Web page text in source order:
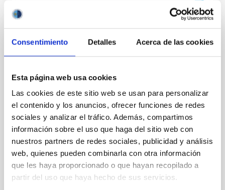
Consentimiento Detalles Acerca de las cookies
Esta página web usa cookies
Las cookies de este sitio web se usan para personalizar
el contenido y los anuncios, ofrecer funciones de redes
sociales y analizar el tráfico. Además, compartimos
información sobre el uso que haga del sitio web con
nuestros partners de redes sociales, publicidad y análisis
web, quienes pueden combinarla con otra información
que les haya proporcionado o que hayan recopilado a
partir del uso que haya hecho de sus servicios.
FOTONOTICIA
El IAC colabora en un simulacro de
emergencia forestal de importancia
estratégica para La Palma
Los Equipos de Intervención y Refuerzo en Incendios
Forestales del Gobierno de Canarias realizan
prácticas en el Observatorio del Roque de los
Muchachos con participación del Instituto de
Astrofísica de Canarias El Observatorio del Roque de
los Muchachos (ORM) acogió el pasado 11 de julio
una práctica de gran relevancia para la seguridad de
las Cumbres de la isla de La Palma, con la